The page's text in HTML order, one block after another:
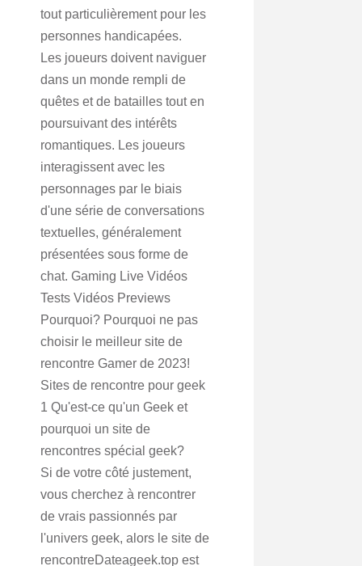
tout particulièrement pour les
personnes handicapées.
Les joueurs doivent naviguer
dans un monde rempli de
quêtes et de batailles tout en
poursuivant des intérêts
romantiques. Les joueurs
interagissent avec les
personnages par le biais
d'une série de conversations
textuelles, généralement
présentées sous forme de
chat. Gaming Live Vidéos
Tests Vidéos Previews
Pourquoi? Pourquoi ne pas
choisir le meilleur site de
rencontre Gamer de 2023!
Sites de rencontre pour geek
1 Qu'est-ce qu'un Geek et
pourquoi un site de
rencontres spécial geek?
Si de votre côté justement,
vous cherchez à rencontrer
de vrais passionnés par
l'univers geek, alors le site de
rencontreDateageek.top est